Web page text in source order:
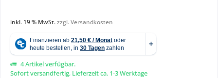
inkl. 19 % MwSt.zzgl. Versandkosten
4 Artikel verfügbar.
Sofort versandfertig, Lieferzeit ca. 1-3 Werktage